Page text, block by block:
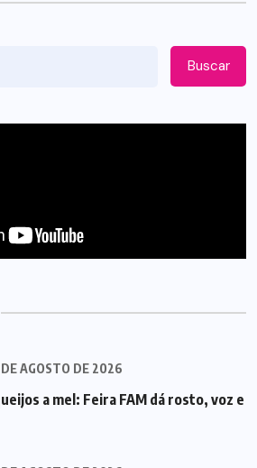
Buscar
AGOSTO DE 2026
a mel: Feira FAM dá rosto, voz e